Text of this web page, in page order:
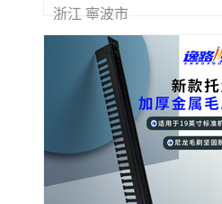
浙江 寧波市